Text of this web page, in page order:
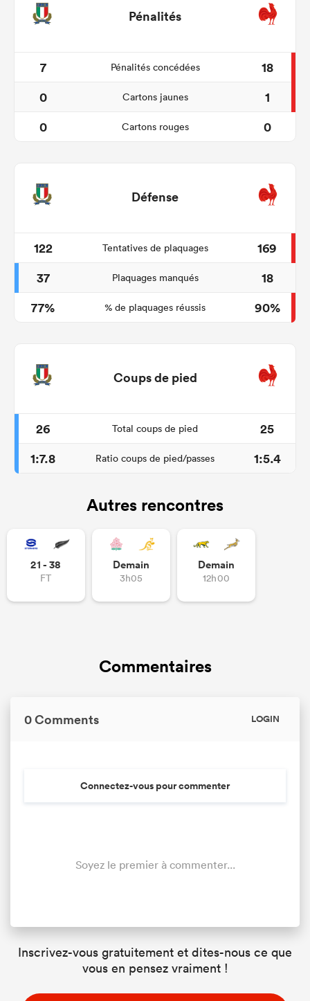
Pénalités
7 Pénalités concédées
18
0
Cartons jaunes
1
0
Cartons rouges 0
Défense
122 Tentatives de plaquages
169
37
Plaquages manqués
18
77%
% de plaquages réussis 90%
Coups de pied
26 Total coups de pied
25
1:7.8
Ratio coups de pied/passes 1:5.4
Autres rencontres
21 - 38
FT
Demain
3h05
Demain
12h00
Commentaires
0 Comments LOGIN
Connectez-vous pour commenter
Soyez le premier à commenter...
Inscrivez-vous gratuitement et dites-nous ce que
vous en pensez vraiment !